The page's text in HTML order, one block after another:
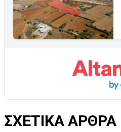
ΣΧΕΤΙΚΑ ΑΡΘΡΑ